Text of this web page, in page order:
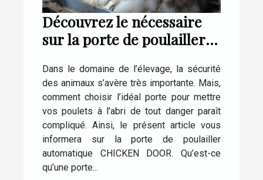
Découvrez le nécessaire
sur la porte de poulailler
DOOR
Dans le domaine de l’élevage, la sécurité
des animaux s’avère très importante. Mais,
comment choisir l’idéal porte pour mettre
vos poulets à l’abri de tout danger paraît
compliqué. Ainsi, le présent article vous
informera sur la porte de poulailler
automatique CHICKEN DOOR. Qu’est-ce
qu’une porte...